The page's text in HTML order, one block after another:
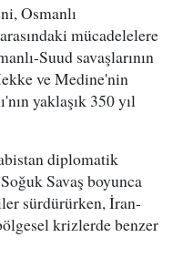
Osmanlı
mücadelelere
Suud savaşlarının
ve Medine'nin
yaklaşık 350 yıl
diplomatik
Savaş boyunca
sürdürürken, İran-
krizlerde benzer